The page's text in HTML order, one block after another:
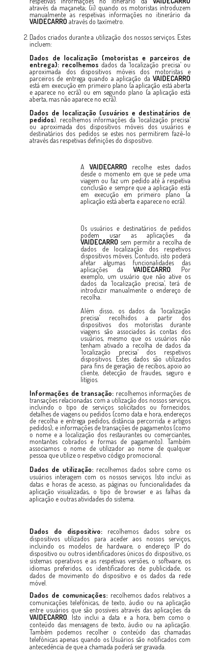
através da maçaneta; (ii) quando os motoristas introduzem
manualmente as respetivas informações no itinerário da
VAIDECARRO através do taxímetro.
Dados criados durante a utilização dos nossos serviços. Estes
incluem:
Dados de localização (motoristas e parceiros de
entrega): recolhemos dados da ‘localização precisa’ ou
aproximada dos dispositivos móveis dos motoristas e
parceiros de entrega quando a aplicação da VAIDECARRO
está em execução em primeiro plano (a aplicação está aberta
e aparece no ecrã) ou em segundo plano (a aplicação está
aberta, mas não aparece no ecrã).
Dados de localização (usuários e destinatários de
pedidos). recolhemos informações da ‘localização precisa’
ou aproximada dos dispositivos móveis dos usuários e
destinatários dos pedidos se estes nos permitirem fazê-lo
através das respetivas definições do dispositivo.
AVAIDECARRO recolhe estes dados
desde o momento em que se pede uma
viagem ou faz um pedido até à respetiva
conclusão e sempre que a aplicação está
em execução em primeiro plano (a
aplicação está aberta e aparece no ecrã).
Os usuários e destinatários de pedidos
podem usar as aplicações da
VAIDECARRO sem permitir a recolha de
dados de localização dos respetivos
dispositivos móveis. Contudo, isto poderá
afetar algumas funcionalidades das
aplicações da VAIDECARRO . Por
exemplo, um usuário que não ative os
dados da ‘localização precisa’, terá de
introduzir manualmente o endereço de
recolha.
Além disso, os dados da ‘localização
precisa’ recolhidos a partir dos
dispositivos dos motoristas durante
viagens são associados às contas dos
usuários, mesmo que os usuários não
tenham ativado a recolha de dados da
‘localização precisa’ dos respetivos
dispositivos. Estes dados são utilizados
para fins de geração de recibos, apoio ao
cliente, detecção de fraudes, seguro e
litígios.
Informações de transação: recolhemos informações de
transações relacionadas com a utilização dos nossos serviços,
incluindo o tipo de serviços solicitados ou fornecidos;
detalhes de viagens ou pedidos (como data e hora, endereços
de recolha e entrega pedidos, distância percorrida e artigos
pedidos); e informações de transações de pagamentos (como
o nome e a localização dos restaurantes ou comerciantes,
montantes cobrados e formas de pagamento). Também
associamos o nome de utilizador ao nome de qualquer
pessoa que utilize o respetivo código promocional.
Dados de utilização: recolhemos dados sobre como os
usuários interagem com os nossos serviços. Isto inclui as
datas e horas de acesso, as páginas ou funcionalidades da
aplicação visualizadas, o tipo de browser e as falhas da
aplicação e outras atividades do sistema.
Dados do dispositivo:recolhemos dados sobre os
dispositivos utilizados para aceder aos nossos serviços,
incluindo os modelos de hardware, o endereço IP do
dispositivo ou outros identificadores únicos do dispositivo, os
sistemas operativos e as respetivas versões, o software, os
idiomas preferidos, os identificadores de publicidade, os
dados de movimento do dispositivo e os dados da rede
móvel.
Dados de comunicações:recolhemos dados relativos a
comunicações telefónicas, de texto, áudio ou na aplicação
entre usuários que são possíveis através das aplicações da
VAIDECARRO. Isto inclui a data e a hora, bem como o
conteúdo das mensagens de texto, áudio ou na aplicação.
Também podemos recolher o conteúdo das chamadas
telefónicas apenas quando os Usuários são notificados com
antecedência de que a chamada poderá ser gravada.